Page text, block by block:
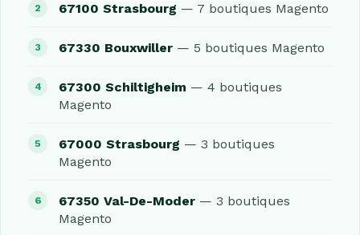
67100 Strasbourg — 7 boutiques Magento
67330 Bouxwiller — 5 boutiques Magento
67300 Schiltigheim — 4 boutiques
Magento
67000 Strasbourg — 3 boutiques
Magento
67350 Val-De-Moder — 3 boutiques
Magento